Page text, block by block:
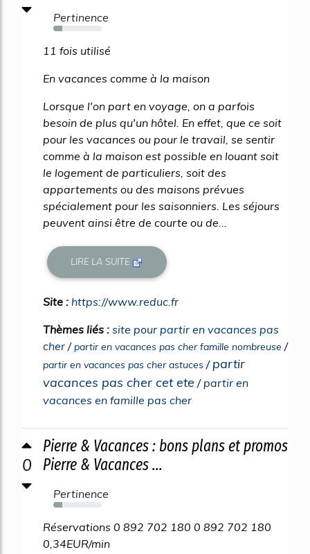
Pertinence
19%
11 fois utilisé
En vacances comme à la maison
Lorsque l'on part en voyage, on a parfois
besoin de plus qu'un hôtel. En effet, que ce soit
pour les vacances ou pour le travail, se sentir
comme à la maison est possible en louant soit
le logement de particuliers, soit des
appartements ou des maisons prévues
spécialement pour les saisonniers. Les séjours
peuvent ainsi être de courte ou de...
LIRE LA SUITE
Site : https://www.reduc.fr
Thèmes liés : site pour partir en vacances pas
cher /partir en vacances pas cher famille nombreuse /
partir en vacances pas cher astuces / partir
vacances pas cher cet ete / partir en
vacances en famille pas cher
0
Pierre & Vacances : bons plans et promos
Pierre & Vacances ...
Pertinence
18%
Réservations 0 892 702 180 0 892 702 180
0,34EUR/min